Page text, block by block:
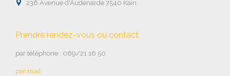
 236 Avenue d'Audenarde 7540 Kain
Prendre rendez-vous ou contact
par téléphone : 069/21 16 50
par mail